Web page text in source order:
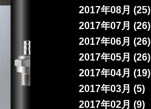
2017年08月 (25)
2017年07月 (26)
2017年06月 (26)
2017年05月 (26)
2017年04月 (19)
2017年03月 (5)
2017年02月 (9)